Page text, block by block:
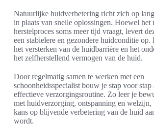
Natuurlijke huidverbetering richt zich op
in plaats van snelle oplossingen. Hoewel het
herstelproces soms meer tijd vraagt, levert
een stabielere en gezondere huidconditie
het versterken van de huidbarrière en het
het zelfherstellend vermogen van de huid.
Door regelmatig samen te werken met een
schoonheidsspecialist bouw je stap voor stap
effectieve verzorgingsroutine. Zo leer je
met huidverzorging, ontspanning en welzijn,
kans op blijvende verbetering van de huid
wordt.